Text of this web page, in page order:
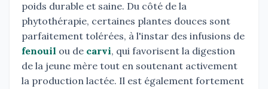
poids durable et saine. Du côté de la
phytothérapie, certaines plantes douces sont
parfaitement tolérées, à l'instar des infusions de
fenouil ou de carvi, qui favorisent la digestion
de la jeune mère tout en soutenant activement
la production lactée. Il est également fortement